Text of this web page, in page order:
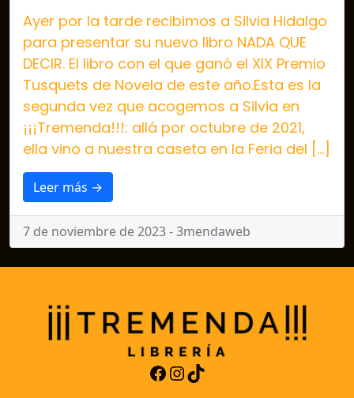
Ayer por la tarde recibimos a Silvia Hidalgo
para presentar su nuevo libro NADA QUE
DECIR. El libro con el que ganó el XIX Premio
Tusquets de Novela de este año.Esta es la
segunda vez que acogemos a Silvia en
¡¡¡Tremenda!!!: allá por octubre de 2021,
ella vino a nuestra caseta en la Feria del […]
Leer más →
7 de noviembre de 2023 - 3mendaweb
Facebook
Instagram
TikTok